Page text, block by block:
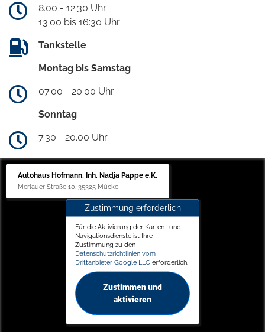
8.00 - 12.30 Uhr
13:00 bis 16:30 Uhr
Tankstelle
Montag bis Samstag
07.00 - 20.00 Uhr
Sonntag
7.30 - 20.00 Uhr
Autohaus Hofmann, Inh. Nadja Pappe e.K.
Merlauer Straße 10, 35325 Mücke
Zustimmung erforderlich
Für die Aktivierung der Karten- und
Navigationsdienste ist Ihre
Zustimmung zu den
Datenschutzrichtlinien vom
Drittanbieter Google LLC erforderlich.
Zustimmen und
aktivieren